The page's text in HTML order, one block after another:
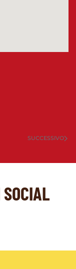
SUCCESSIVO